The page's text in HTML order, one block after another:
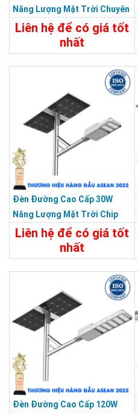
Năng Lượng Mặt Trời Chuyên
Công Trình Dự Án
Liên hệ để có giá tốt
nhất
Đèn Đường Cao Cấp 30W
Năng Lượng Mặt Trời Chip
Led Bridgelux Siêu Sáng
Liên hệ để có giá tốt
nhất
Đèn Đường Cao Cấp 120W